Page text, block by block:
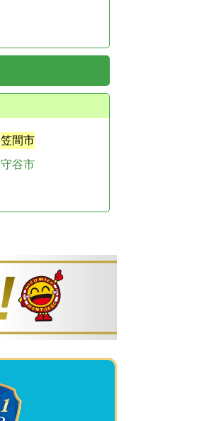
笠間市
守谷市